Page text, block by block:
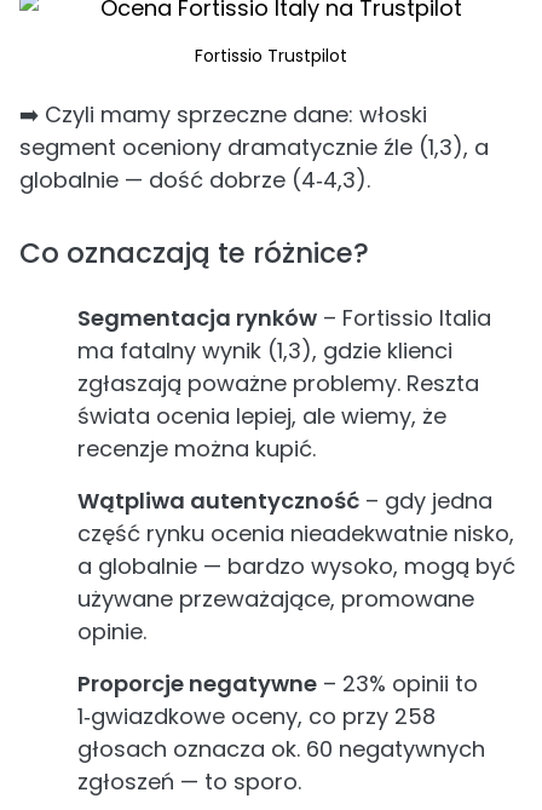
Fortissio Trustpilot
➡️ Czyli mamy sprzeczne dane: włoski
segment oceniony dramatycznie źle (1,3), a
globalnie — dość dobrze (4‑4,3).
Co oznaczają te różnice?
Segmentacja rynków – Fortissio Italia
ma fatalny wynik (1,3), gdzie klienci
zgłaszają poważne problemy. Reszta
świata ocenia lepiej, ale wiemy, że
recenzje można kupić.
Wątpliwa autentyczność – gdy jedna
część rynku ocenia nieadekwatnie nisko,
a globalnie — bardzo wysoko, mogą być
używane przeważające, promowane
opinie.
Proporcje negatywne – 23% opinii to
1‑gwiazdkowe oceny, co przy 258
głosach oznacza ok. 60 negatywnych
zgłoszeń — to sporo.